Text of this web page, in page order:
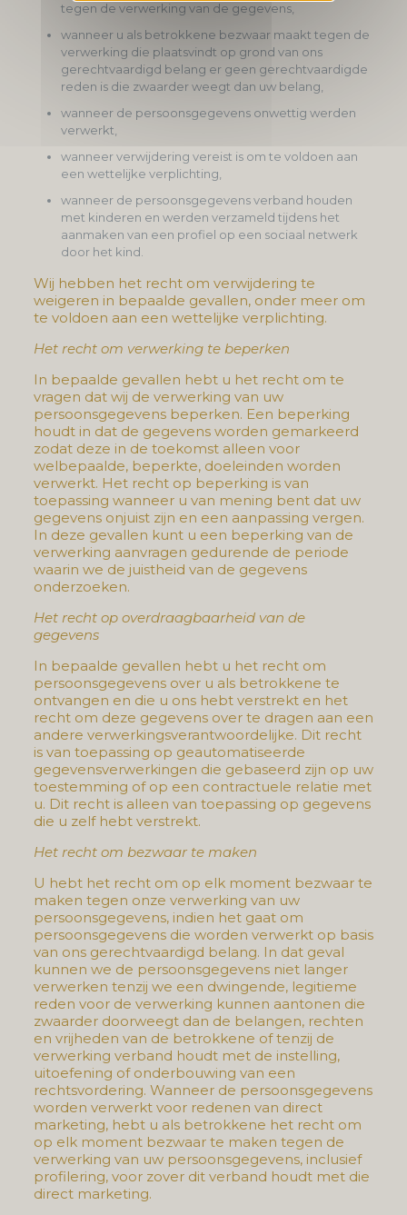
tegen de verwerking van de gegevens,
wanneer u als betrokkene bezwaar maakt tegen de
verwerking die plaatsvindt op grond van ons
gerechtvaardigd belang er geen gerechtvaardigde
reden is die zwaarder weegt dan uw belang,
wanneer de persoonsgegevens onwettig werden
verwerkt,
wanneer verwijdering vereist is om te voldoen aan
een wettelijke verplichting,
wanneer de persoonsgegevens verband houden
met kinderen en werden verzameld tijdens het
aanmaken van een profiel op een sociaal netwerk
door het kind.
Wij hebben het recht om verwijdering te
weigeren in bepaalde gevallen, onder meer om
te voldoen aan een wettelijke verplichting.
Het recht om verwerking te beperken
In bepaalde gevallen hebt u het recht om te
vragen dat wij de verwerking van uw
persoonsgegevens beperken. Een beperking
houdt in dat de gegevens worden gemarkeerd
zodat deze in de toekomst alleen voor
welbepaalde, beperkte, doeleinden worden
verwerkt. Het recht op beperking is van
toepassing wanneer u van mening bent dat uw
gegevens onjuist zijn en een aanpassing vergen.
In deze gevallen kunt u een beperking van de
verwerking aanvragen gedurende de periode
waarin we de juistheid van de gegevens
onderzoeken.
Het recht op overdraagbaarheid van de
gegevens
In bepaalde gevallen hebt u het recht om
persoonsgegevens over u als betrokkene te
ontvangen en die u ons hebt verstrekt en het
recht om deze gegevens over te dragen aan een
andere verwerkingsverantwoordelijke. Dit recht
is van toepassing op geautomatiseerde
gegevensverwerkingen die gebaseerd zijn op uw
toestemming of op een contractuele relatie met
u. Dit recht is alleen van toepassing op gegevens
die u zelf hebt verstrekt.
Het recht om bezwaar te maken
U hebt het recht om op elk moment bezwaar te
maken tegen onze verwerking van uw
persoonsgegevens, indien het gaat om
persoonsgegevens die worden verwerkt op basis
van ons gerechtvaardigd belang. In dat geval
kunnen we de persoonsgegevens niet langer
verwerken tenzij we een dwingende, legitieme
reden voor de verwerking kunnen aantonen die
zwaarder doorweegt dan de belangen, rechten
en vrijheden van de betrokkene of tenzij de
verwerking verband houdt met de instelling,
uitoefening of onderbouwing van een
rechtsvordering. Wanneer de persoonsgegevens
worden verwerkt voor redenen van direct
marketing, hebt u als betrokkene het recht om
op elk moment bezwaar te maken tegen de
verwerking van uw persoonsgegevens, inclusief
profilering, voor zover dit verband houdt met die
direct marketing.